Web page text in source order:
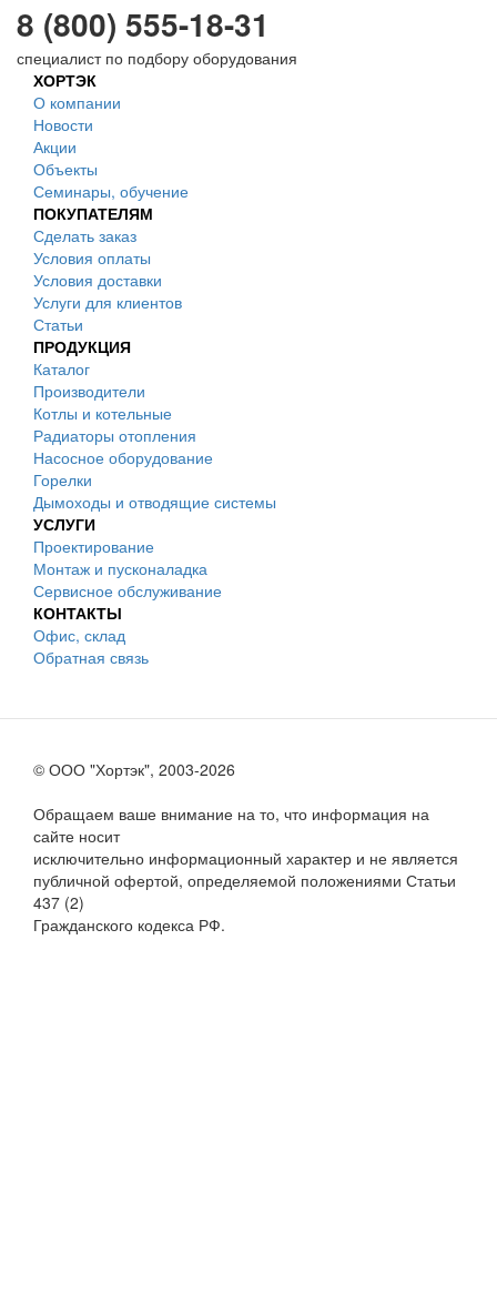
8 (800) 555-18-31
специалист по подбору оборудования
ХОРТЭК
О компании
Новости
Акции
Объекты
Семинары, обучение
ПОКУПАТЕЛЯМ
Сделать заказ
Условия оплаты
Условия доставки
Услуги для клиентов
Статьи
ПРОДУКЦИЯ
Каталог
Производители
Котлы и котельные
Радиаторы отопления
Насосное оборудование
Горелки
Дымоходы и отводящие системы
УСЛУГИ
Проектирование
Монтаж и пусконаладка
Сервисное обслуживание
КОНТАКТЫ
Офис, склад
Обратная связь
© ООО "Хортэк", 2003-2026
Обращаем ваше внимание на то, что информация на
сайте носит
исключительно информационный характер и не является
публичной офертой, определяемой положениями Статьи
437 (2)
Гражданского кодекса РФ.